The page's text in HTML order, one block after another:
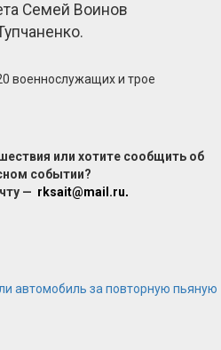
Семей Воинов
военнослужащих и трое
или хотите сообщить об
событии?
— rksait@mail.ru.
автомобиль за повторную пьяную